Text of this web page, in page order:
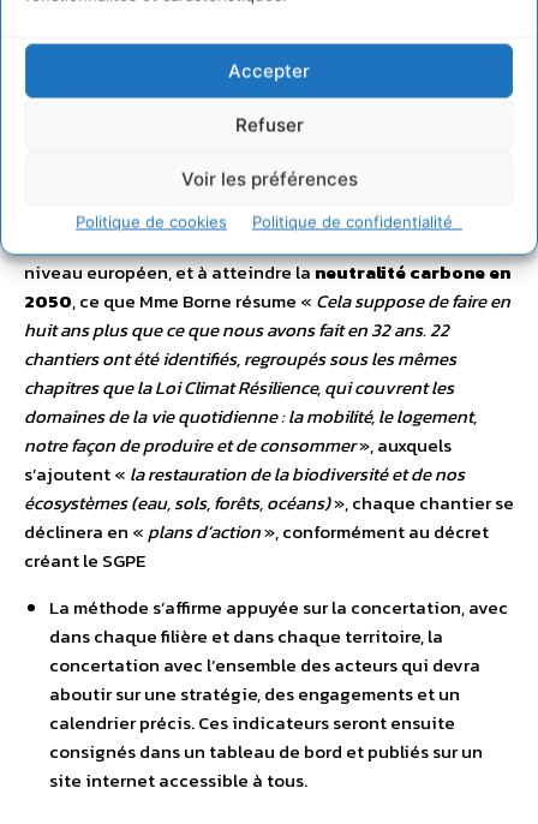
Accepter
Refuser
Voir les préférences
Politique de cookies Politique de confidentialité
On voit que le mot « Plan écologique » n’est prononcé que
dans l’intitulé de la structure, et on doit donc en déduire
que les « stratégies et plans d’actions », cités, sont les
vecteurs de la Planification écologique (…) La méthode a
été explicité par 3 fois par la Première Ministre : •
France Nation Verte » : Les objectifs sont construits pour
que la France réduise ses émissions de gaz à effet de serre
niveau européen, et à atteindre laneutralité carbone en
2050, ce que Mme Borne résume « Cela suppose de faire en
huit ans plus que ce que nous avons fait en 32 ans. 22
chantiers ont été identifiés, regroupés sous les mêmes
chapitres que la Loi Climat Résilience, qui couvrent les
domaines de la vie quotidienne : la mobilité, le logement,
notre façon de produire et de consommer», auxquels
s’ajoutent « la restauration de la biodiversité et de nos
écosystèmes (eau, sols, forêts, océans)», chaque chantier se
déclinera en « plans d’action», conformément au décret
créant le SGPE
La méthode s’affirme appuyée sur la concertation, avec
dans chaque filière et dans chaque territoire, la
concertation avec l’ensemble des acteurs qui devra
aboutir sur une stratégie, des engagements et un
calendrier précis. Ces indicateurs seront ensuite
consignés dans un tableau de bord et publiés sur un
site internet accessible à tous.